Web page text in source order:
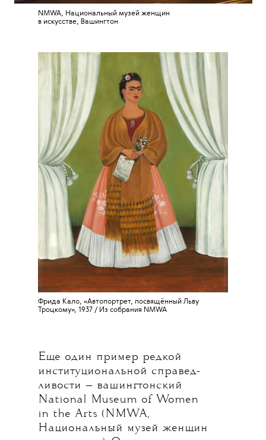
NMWA, Национальный музей женщин
в искусстве, Вашингтон
Фрида Кало, «Автопортрет, посвящённый Льву
Троцкому», 1937 / Из собрания NMWA
Еще один пример редкой
институциональной справед-
ливости — вашингтонский
National Museum of Women
in the Arts (NMWA,
Национальный музей женщин